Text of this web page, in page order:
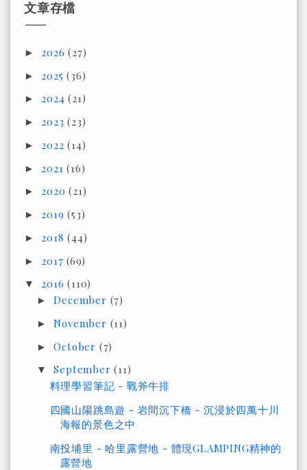
文章存檔
► 2026(27)
► 2025(36)
► 2024(21)
► 2023(23)
► 2022(14)
► 2021(16)
► 2020(21)
► 2019(53)
► 2018(44)
► 2017(69)
▼ 2016(110)
►December (7)
►November (11)
►October (7)
▼September(11)
料理學習筆記 - 戰斧牛排
四國山陽跳島遊 - 岩間沉下橋 - 沉浸於四萬十川
海報的景色之中
南投埔里 - 哈里露營地 - 體現GLAMPING精神的
露營地